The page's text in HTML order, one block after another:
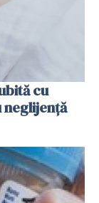
cu
neglijenţă